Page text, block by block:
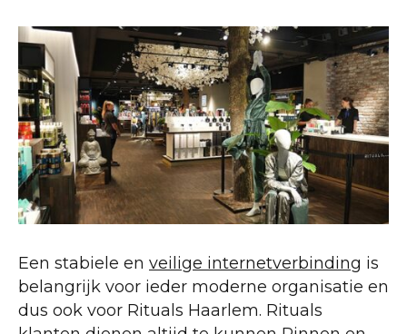
Een stabiele en veilige internetverbinding is
belangrijk voor ieder moderne organisatie en
dus ook voor Rituals Haarlem. Rituals